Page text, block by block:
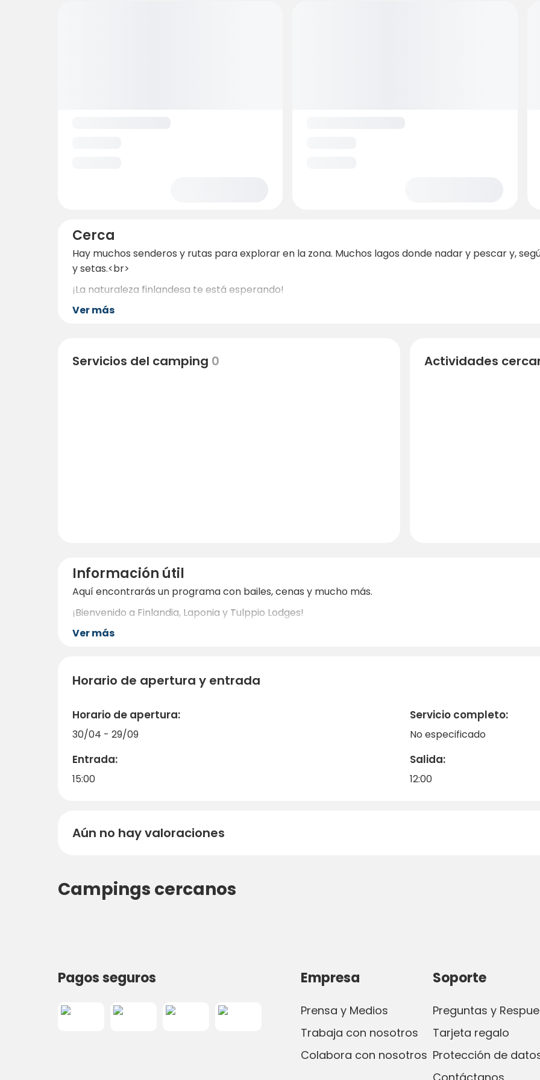
Cerca
Hay muchos senderos y rutas para explorar en la zona. Muchos lagos donde nadar y pescar y,
y setas.<br>
¡La naturaleza finlandesa te está esperando!
Ver más
Servicios del camping 0 Actividades
Información útil
Aquí encontrarás un programa con bailes, cenas y mucho más.
¡Bienvenido a Finlandia, Laponia y Tulppio Lodges!
Ver más
Horario de apertura y entrada
Horario de apertura:
30/04 - 29/09
Servicio completo:
No especificado
Entrada:
15:00
Salida:
12:00
Aún no hay valoraciones
Campings cercanos
Pagos seguros Empresa
Prensa y Medios
Trabaja con nosotros
Colabora con nosotros
Soporte
Preguntas y
Tarjeta regalo
Protección de